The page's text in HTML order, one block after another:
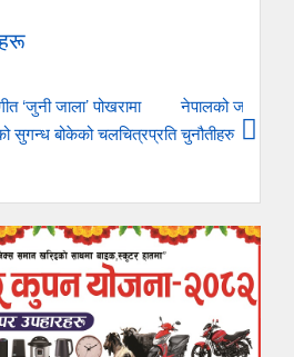
‘जुनी जाला’ पोखरामा
सुगन्ध बोकेको चलचित्रप्रति
नेपालको
चुनौतीहरु